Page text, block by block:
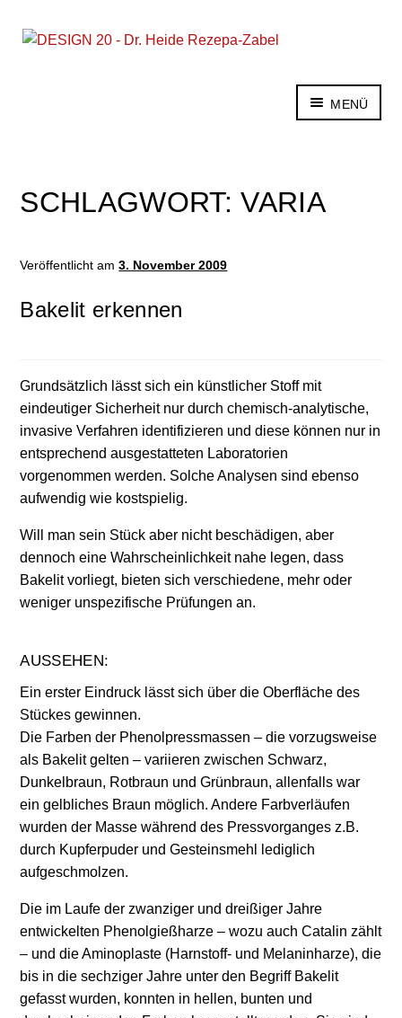
Zur
Zum
MENÜ
Für Verkäufer
SCHLAGWORT:VARIA
Veröffentlicht am3. November 2009
Bakelit erkennen
Grundsätzlich lässt sich ein künstlicher Stoff mit
eindeutiger Sicherheit nur durch chemisch-analytische,
invasive Verfahren identifizieren und diese können nur in
entsprechend ausgestatteten Laboratorien
vorgenommen werden. Solche Analysen sind ebenso
aufwendig wie kostspielig.
Will man sein Stück aber nicht beschädigen, aber
dennoch eine Wahrscheinlichkeit nahe legen, dass
Bakelit vorliegt, bieten sich verschiedene, mehr oder
weniger unspezifische Prüfungen an.
AUSSEHEN:
Ein erster Eindruck lässt sich über die Oberfläche des
Stückes gewinnen.
Die Farben der Phenolpressmassen – die vorzugsweise
als Bakelit gelten – variieren zwischen Schwarz,
Dunkelbraun, Rotbraun und Grünbraun, allenfalls war
ein gelbliches Braun möglich. Andere Farbverläufen
wurden der Masse während des Pressvorganges z.B.
durch Kupferpuder und Gesteinsmehl lediglich
aufgeschmolzen.
Die im Laufe der zwanziger und dreißiger Jahre
entwickelten Phenolgießharze – wozu auch Catalin zählt
– und die Aminoplaste (Harnstoff- und Melaninharze), die
bis in die sechziger Jahre unter den Begriff Bakelit
gefasst wurden, konnten in hellen, bunten und